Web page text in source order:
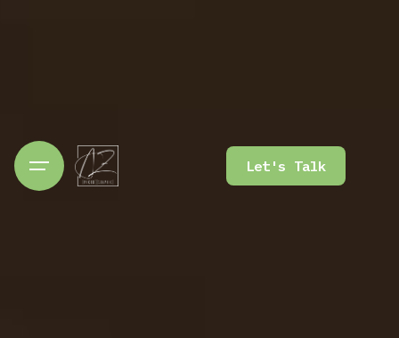
Let's Talk